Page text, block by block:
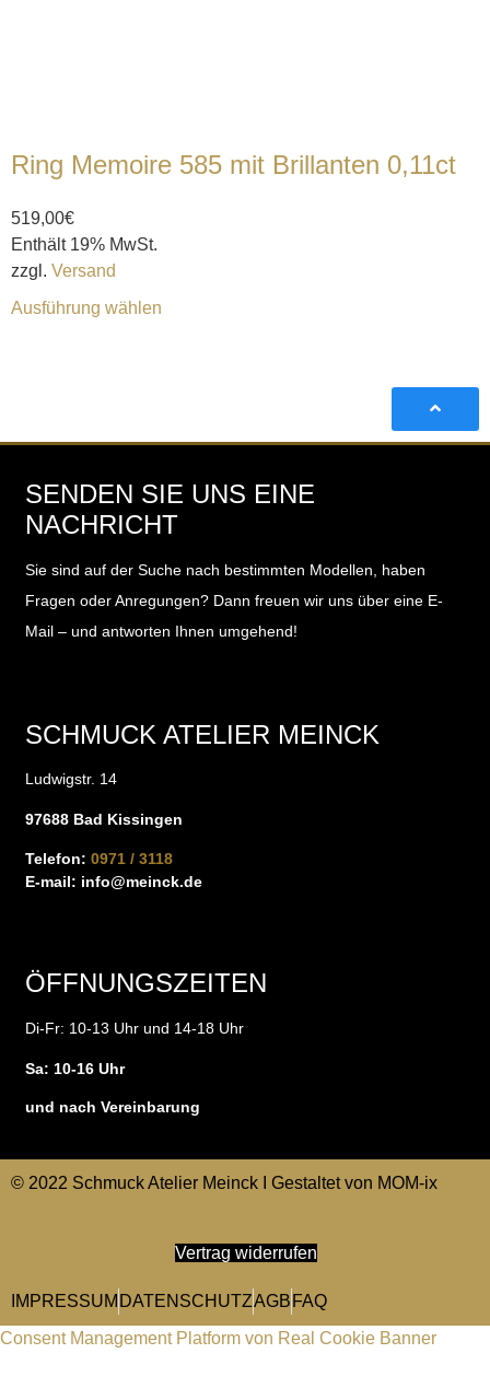
Ring Memoire 585 mit Brillanten 0,11ct
519,00€
Enthält 19% MwSt.
zzgl. Versand
Ausführung wählen
SENDEN SIE UNS EINE
NACHRICHT
Sie sind auf der Suche nach bestimmten Modellen, haben
Fragen oder Anregungen? Dann freuen wir uns über eine E-
Mail – und antworten Ihnen umgehend!
SCHMUCK ATELIER MEINCK
Ludwigstr. 14
97688 Bad Kissingen
Telefon: 0971 / 3118
E-mail: info@meinck.de
ÖFFNUNGSZEITEN
Di-Fr: 10-13 Uhr und 14-18 Uhr
Sa: 10-16 Uhr
und nach Vereinbarung
© 2022 Schmuck Atelier Meinck I Gestaltet von MOM-ix
Vertrag widerrufen
IMPRESSUM DATENSCHUTZAGB FAQ
Consent Management Platform von Real Cookie Banner